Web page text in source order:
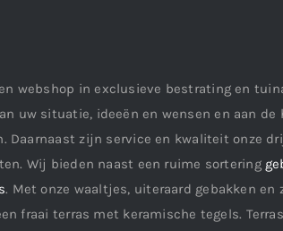
webshop in exclusieve bestrating en
uw situatie, ideeën en wensen en aan
Daarnaast zijn service en kwaliteit onze
Wij bieden naast een ruime sortering
. Met onze waaltjes, uiteraard gebakken
fraai terras met keramische tegels.